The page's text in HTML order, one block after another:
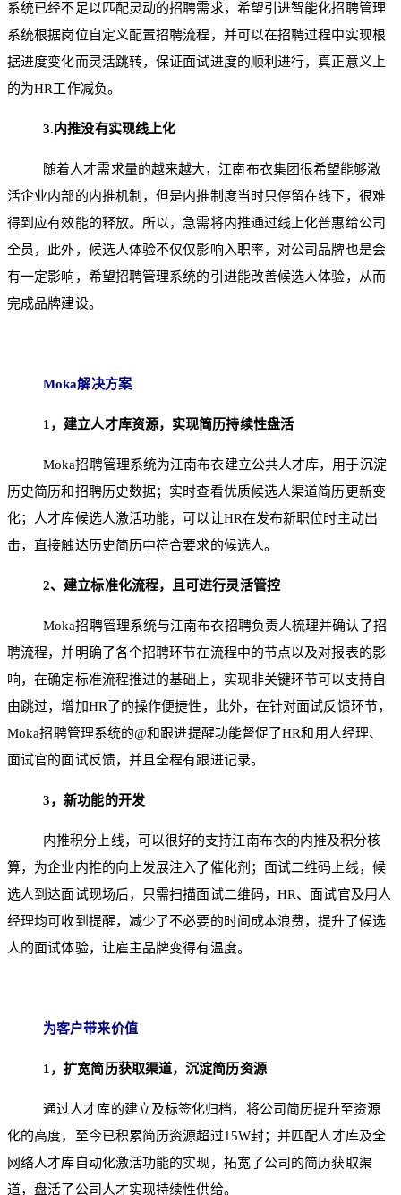
系统已经不足以匹配灵动的招聘需求，希望引进智能化招聘管理
系统根据岗位自定义配置招聘流程，并可以在招聘过程中实现根
据进度变化而灵活跳转，保证面试进度的顺利进行，真正意义上
的为HR工作减负。
3.内推没有实现线上化
随着人才需求量的越来越大，江南布衣集团很希望能够激
活企业内部的内推机制，但是内推制度当时只停留在线下，很难
得到应有效能的释放。所以，急需将内推通过线上化普惠给公司
全员，此外，候选人体验不仅仅影响入职率，对公司品牌也是会
有一定影响，希望招聘管理系统的引进能改善候选人体验，从而
完成品牌建设。
Moka解决方案
1 ，建立人才库资源，实现简历持续性盘活
Moka招聘管理系统为江南布衣建立公共人才库，用于沉淀
历史简历和招聘历史数据；实时查看优质候选人渠道简历更新变
化；人才库候选人激活功能，可以让HR在发布新职位时主动出
击，直接触达历史简历中符合要求的候选人。
2、建立标准化流程，且可进行灵活管控
Moka招聘管理系统与江南布衣招聘负责人梳理并确认了招
聘流程，并明确了各个招聘环节在流程中的节点以及对报表的影
响，在确定标准流程推进的基础上，实现非关键环节可以支持自
由跳过，增加HR了的操作便捷性，此外，在针对面试反馈环节，
Moka招聘管理系统的@和跟进提醒功能督促了HR和用人经理、
面试官的面试反馈，并且全程有跟进记录。
3，新功能的开发
内推积分上线，可以很好的支持江南布衣的内推及积分核
算，为企业内推的向上发展注入了催化剂；面试二维码上线，候
选人到达面试现场后，只需扫描面试二维码，HR、面试官及用人
经理均可收到提醒，减少了不必要的时间成本浪费，提升了候选
人的面试体验，让雇主品牌变得有温度。
为客户带来价值
1 ，扩宽简历获取渠道，沉淀简历资源
通过人才库的建立及标签化归档，将公司简历提升至资源
化的高度，至今已积累简历资源超过15W封；并匹配人才库及全
网络人才库自动化激活功能的实现，拓宽了公司的简历获取渠
道，盘活了公司人才实现持续性供给。